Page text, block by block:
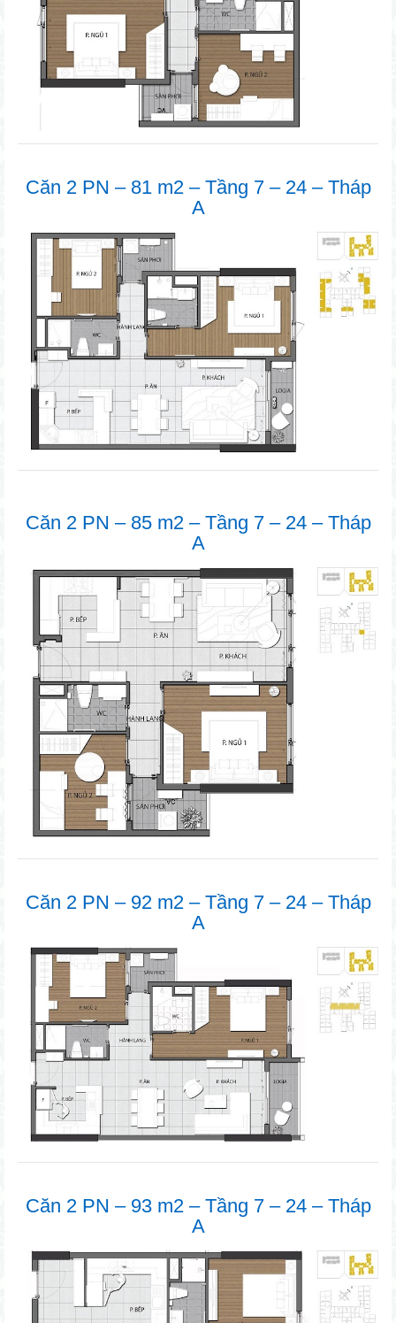
Căn 2 PN – 81 m2 – Tầng 7 – 24 – Tháp
A
Căn 2 PN – 85 m2 – Tầng 7 – 24 – Tháp
A
Căn 2 PN – 92 m2 – Tầng 7 – 24 – Tháp
A
Căn 2 PN – 93 m2 – Tầng 7 – 24 – Tháp
A